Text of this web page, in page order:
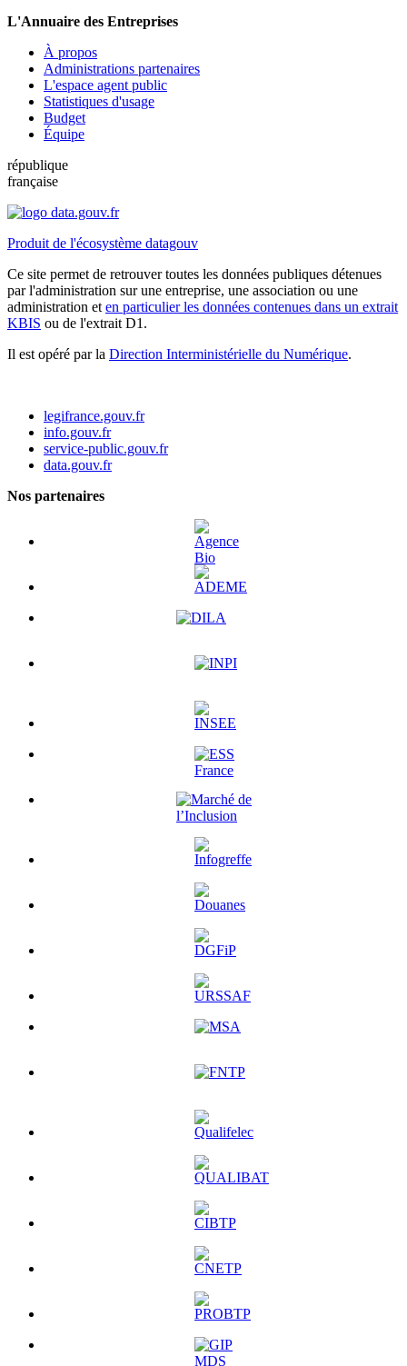
L'Annuaire des Entreprises
À propos
Administrations partenaires
L'espace agent public
Statistiques d'usage
Budget
Équipe
république
française
Produit de l'écosystème datagouv
Ce site permet de retrouver toutes les données publiques détenues
par l'administration sur une entreprise, une association ou une
administration et en particulier les données contenues dans un extrait
KBIS ou de l'extrait D1.
Il est opéré par la Direction Interministérielle du Numérique.
legifrance.gouv.fr
info.gouv.fr
service-public.gouv.fr
data.gouv.fr
Nos partenaires